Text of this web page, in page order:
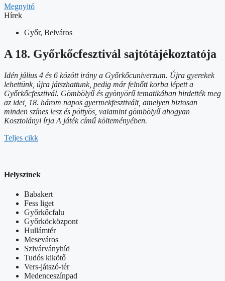
Megnyitó
Hírek
Győr, Belváros
A 18. Győrkőcfesztivál sajtótájékoztatója
Idén július 4 és 6 között irány a Győrkőcuniverzum. Újra gyerekek
lehettünk, újra játszhattunk, pedig már felnőtt korba lépett a
Győrkőcfesztivál. Gömbölyű és gyönyörű tematikában hirdették meg
az idei, 18. három napos gyermekfesztivált, amelyen biztosan
minden színes lesz és pöttyös, valamint gömbölyű ahogyan
Kosztolányi írja A játék című költeményében.
Teljes cikk
Helyszínek
Babakert
Fess liget
Győrkőcfalu
Győrköcközpont
Hullámtér
Meseváros
Szivárványhíd
Tudós kikötő
Vers-játszó-tér
Medenceszínpad